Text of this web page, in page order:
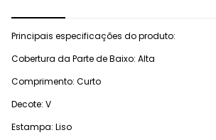
Principais especificações do produto:
Cobertura da Parte de Baixo: Alta
Comprimento: Curto
Decote: V
Estampa: Liso